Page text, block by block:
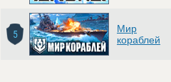
5
Мир
кораблей